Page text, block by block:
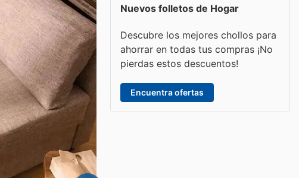
Nuevos folletos de Hogar
Descubre los mejores chollos para
ahorrar en todas tus compras ¡No
pierdas estos descuentos!
Encuentra ofertas